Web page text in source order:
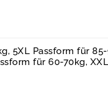
5XL Passform für
für 60-70kg,